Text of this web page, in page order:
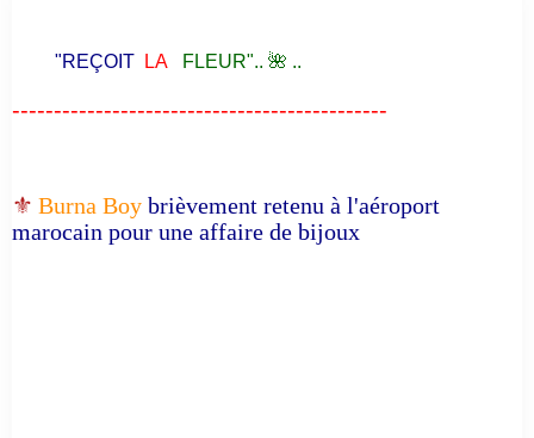
"REÇOIT LA FLEUR".. 🌺 ..
---------------------------------------------
⚜️ Burna Boy brièvement retenu à l'aéroport
marocain pour une affaire de bijoux